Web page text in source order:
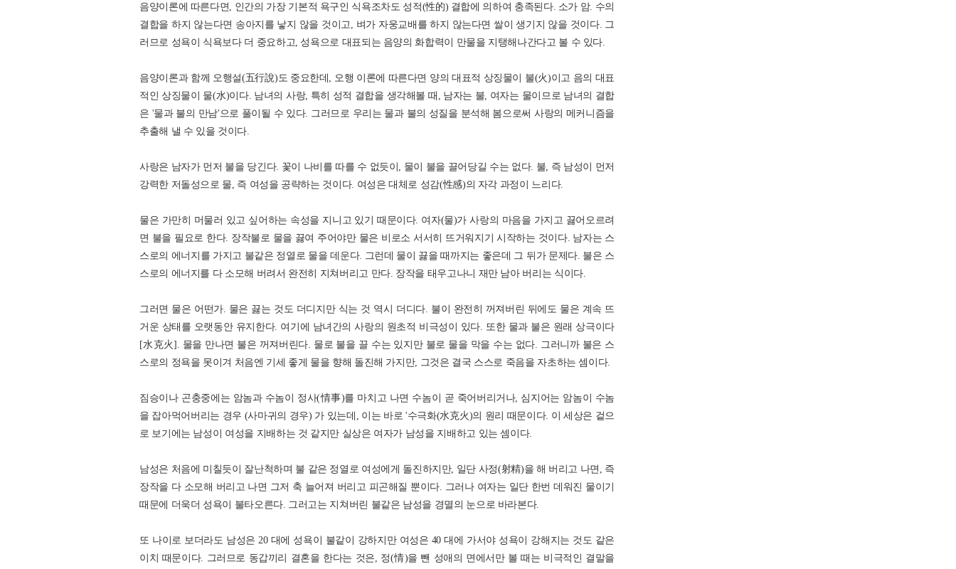
음양이론에 따른다면, 인간의 가장 기본적 욕구인 식욕조차도 성적(性的) 결합에 의하여 충족된다. 소가 암. 수의
결합을 하지 않는다면 송아지를 낳지 않을 것이고, 벼가 자웅교배를 하지 않는다면 쌀이 생기지 않을 것이다. 그
러므로 성욕이 식욕보다 더 중요하고, 성욕으로 대표되는 음양의 화합력이 만물을 지탱해나간다고 볼 수 있다.
음양이론과 함께 오행설(五行說)도 중요한데, 오행 이론에 따른다면 양의 대표적 상징물이 불(火)이고 음의 대표
적인 상징물이 물(水)이다. 남녀의 사랑, 특히 성적 결합을 생각해볼 때, 남자는 불, 여자는 물이므로 남녀의 결합
은 '물과 불의 만남'으로 풀이될 수 있다. 그러므로 우리는 물과 불의 성질을 분석해 봄으로써 사랑의 메커니즘을
추출해 낼 수 있을 것이다.
사랑은 남자가 먼저 불을 당긴다. 꽃이 나비를 따를 수 없듯이, 물이 불을 끌어당길 수는 없다. 불, 즉 남성이 먼저
강력한 저돌성으로 물, 즉 여성을 공략하는 것이다. 여성은 대체로 성감(性感)의 자각 과정이 느리다.
물은 가만히 머물러 있고 싶어하는 속성을 지니고 있기 때문이다. 여자(물)가 사랑의 마음을 가지고 끓어오르려
면 불을 필요로 한다. 장작불로 물을 끓여 주어야만 물은 비로소 서서히 뜨거워지기 시작하는 것이다. 남자는 스
스로의 에너지를 가지고 불같은 정열로 물을 데운다. 그런데 물이 끓을 때까지는 좋은데 그 뒤가 문제다. 불은 스
스로의 에너지를 다 소모해 버려서 완전히 지쳐버리고 만다. 장작을 태우고나니 재만 남아 버리는 식이다.
그러면 물은 어떤가. 물은 끓는 것도 더디지만 식는 것 역시 더디다. 불이 완전히 꺼져버린 뒤에도 물은 계속 뜨
거운 상태를 오랫동안 유지한다. 여기에 남녀간의 사랑의 원초적 비극성이 있다. 또한 물과 불은 원래 상극이다
[水克火]. 물을 만나면 불은 꺼져버린다. 물로 불을 끌 수는 있지만 불로 물을 막을 수는 없다. 그러니까 불은 스
스로의 정욕을 못이겨 처음엔 기세 좋게 물을 향해 돌진해 가지만, 그것은 결국 스스로 죽음을 자초하는 셈이다.
짐승이나 곤충중에는 암놈과 수놈이 정사(情事)를 마치고 나면 수놈이 곧 죽어버리거나, 심지어는 암놈이 수놈
을 잡아먹어버리는 경우 (사마귀의 경우) 가 있는데, 이는 바로 '수극화(水克火)의 원리 때문이다. 이 세상은 겉으
로 보기에는 남성이 여성을 지배하는 것 같지만 실상은 여자가 남성을 지배하고 있는 셈이다.
남성은 처음에 미칠듯이 잘난척하며 불 같은 정열로 여성에게 돌진하지만, 일단 사정(射精)을 해 버리고 나면, 즉
장작을 다 소모해 버리고 나면 그저 축 늘어져 버리고 피곤해질 뿐이다. 그러나 여자는 일단 한번 데워진 물이기
때문에 더욱더 성욕이 불타오른다. 그러고는 지쳐버린 불같은 남성을 경멸의 눈으로 바라본다.
또 나이로 보더라도 남성은 20 대에 성욕이 불같이 강하지만 여성은 40 대에 가서야 성욕이 강해지는 것도 같은
이치 때문이다. 그러므로 동갑끼리 결혼을 한다는 것은, 정(情)을 뺀 성애의 면에서만 볼 때는 비극적인 결말을